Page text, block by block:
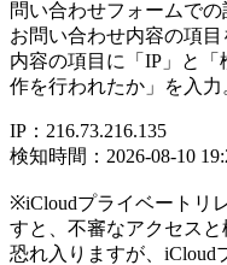
問い合わせフォームで
お問い合わせ内容の項
内容の項目に「IP」と
作を行われたか」を入力
IP：216.73.216.135
検知時間：2026-08-10
※iCloudプライベートリ
すと、不審なアクセスと
恐れ入りますが、iCloud